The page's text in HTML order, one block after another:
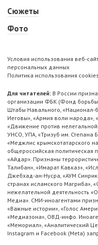
Сюжеты
Фото
Условия использования веб-
персональных данных
Политика использования cookies
Для читателей: В России
организации ФБК (Фонд борьбы
Штабы Навального, «Национал-
Иеговы», «Армия воли народа»,
«Движение против
УНСО, УПА, «Тризуб им. Степана
«Меджлис крымскотатарского
общероссийская политическая
«Айдар». Признаны
Талибан», «Имарат Кавказ»,
Джебхад-ан-Нусра, «АУМ
странах исламского Магриба»,
нежелательной деятельность
Медиа». СМИ-иноагентами
«Важные истории», «Голос
«Медиазона», ОВД-инфо.
«Мемориал», «Аналитический
Instagram и Facebook (Metа)